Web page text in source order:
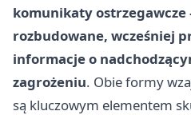
komunikaty ostrzegawcze
rozbudowane, wcześniej
informacje o
zagrożeniu. Obie formy
są kluczowym elementem